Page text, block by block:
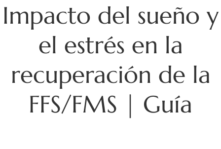
Impacto del sueño y
el estrés en la
recuperación de la
FFS/FMS | Guía